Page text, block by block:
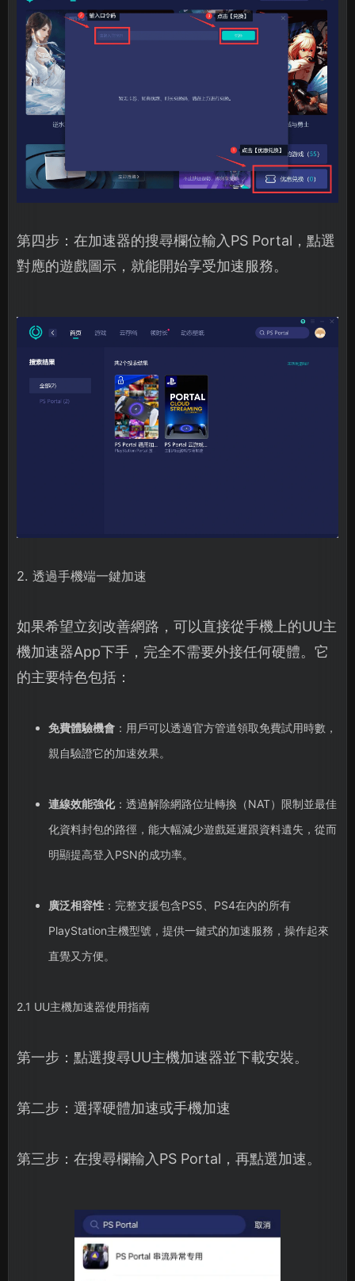
第四步：在加速器的搜尋欄位輸入PS Portal，點選
對應的遊戲圖示，就能開始享受加速服務。
2. 透過手機端一鍵加速
如果希望立刻改善網路，可以直接從手機上的UU主
機加速器App下手，完全不需要外接任何硬體。它
的主要特色包括：
免費體驗機會：用戶可以透過官方管道領取免費試用時數，
親自驗證它的加速效果。
連線效能強化：透過解除網路位址轉換（NAT）限制並最佳
化資料封包的路徑，能大幅減少遊戲延遲跟資料遺失，從而
明顯提高登入PSN的成功率。
廣泛相容性：完整支援包含PS5、PS4在內的所有
PlayStation主機型號，提供一鍵式的加速服務，操作起來
直覺又方便。
2.1 UU主機加速器使用指南
第一步：點選搜尋UU主機加速器並下載安裝。
第二步：選擇硬體加速或手機加速
第三步：在搜尋欄輸入PS Portal，再點選加速。